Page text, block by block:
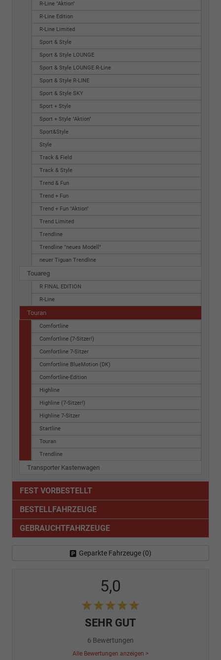
R-Line "Aktion"
R-Line Edition
R-Line Limited
Sport & Style
Sport & Style LOUNGE
Sport & Style LOUNGE R-Line
Sport & Style R-LINE
Sport & Style SKY
Sport + Style
Sport + Style "Aktion"
Sport&Style
Style
Track & Field
Track & Style
Trend & Fun
Trend + Fun
Trend + Fun "Aktion"
Trend Limited
Trendline
Trendline "neues Modell"
neuer Tiguan Trendline
Touareg
R FINAL EDITION
R-Line
Touran
Comfortline
Comfortline (7-Sitzer!)
Comfortline 7-Sitzer
Comfortline BlueMotion (DK)
Comfortline-Edition
Highline
Highline (7-Sitzer!)
Highline 7-Sitzer
Startline
Touran
Trendline
Transporter Kastenwagen
FEST VORBESTELLT
BESTELLFAHRZEUGE
GEBRAUCHTFAHRZEUGE
Geparkte Fahrzeuge (0)
5,0
SEHR GUT
6 Bewertungen
Alle Bewertungen anzeigen >